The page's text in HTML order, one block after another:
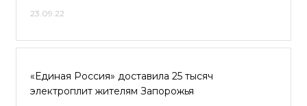
23.09.22
«Единая Россия» доставила 25 тысяч
электроплит жителям Запорожья